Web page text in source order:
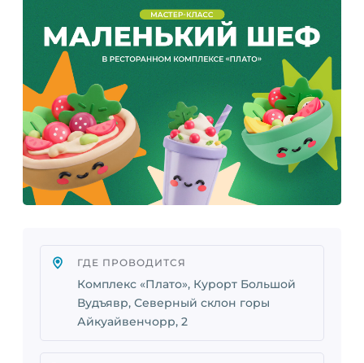
ГДЕ ПРОВОДИТСЯ
Комплекс «Плато», Курорт Большой
Вудъявр, Северный склон горы
Айкуайвенчорр, 2